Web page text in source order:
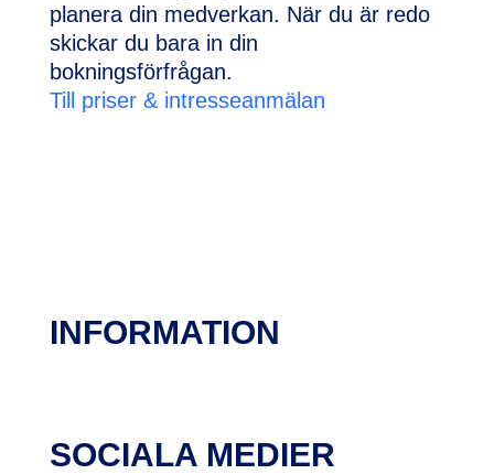
planera din medverkan. När du är redo
skickar du bara in din
bokningsförfrågan.
Till priser & intresseanmälan
INFORMATION
SOCIALA MEDIER